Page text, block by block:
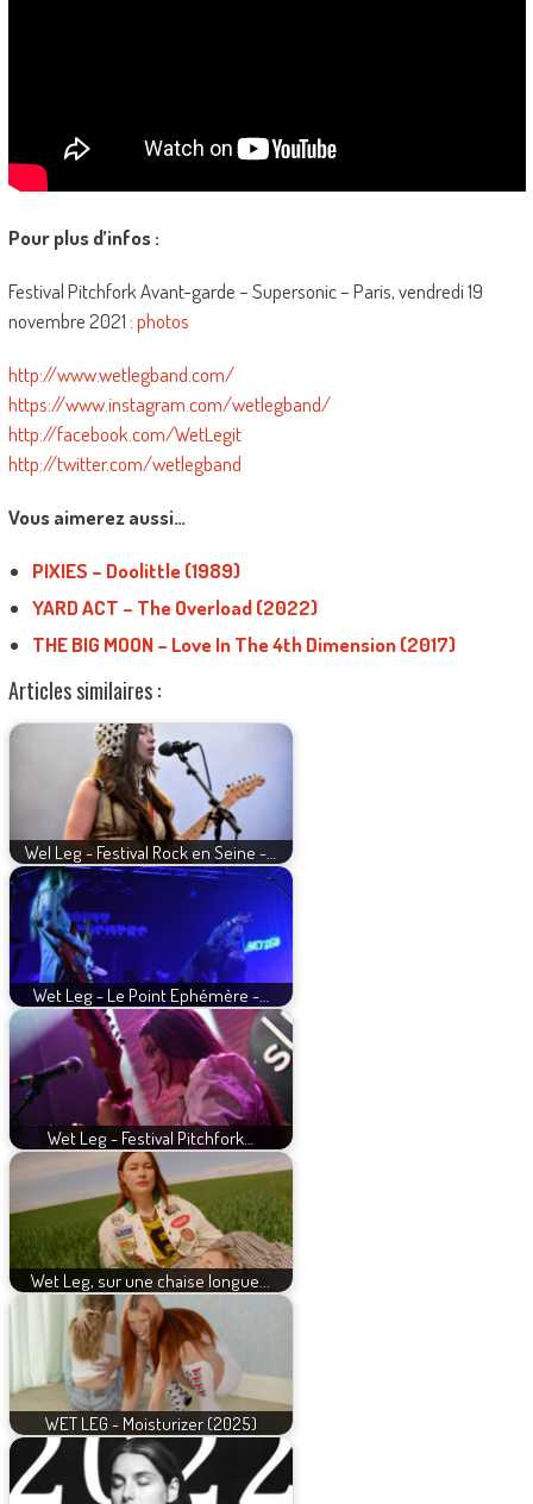
Pour plus d’infos :
Festival Pitchfork Avant-garde – Supersonic – Paris, vendredi 19
novembre 2021 :photos
http://www.wetlegband.com/
https://www.instagram.com/wetlegband/
http://facebook.com/WetLegit
http://twitter.com/wetlegband
Vous aimerez aussi…
PIXIES – Doolittle (1989)
YARD ACT – The Overload (2022)
THE BIG MOON – Love In The 4th Dimension (2017)
Articles similaires :
Wel Leg - Festival Rock en Seine -…
Wet Leg - Le Point Ephémère -…
Wet Leg - Festival Pitchfork…
Wet Leg, sur une chaise longue...
WET LEG - Moisturizer (2025)